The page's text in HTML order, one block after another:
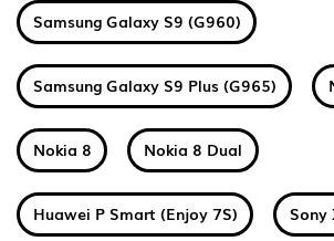
Samsung Galaxy S9 (G960)
Samsung Galaxy S9 Plus (G965)
Nokia 8 Nokia 8 Dual
Huawei P Smart (Enjoy 7S) Sony